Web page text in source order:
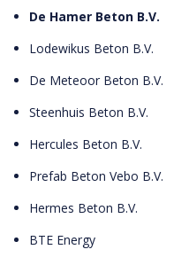
De Hamer Beton B.V.
Lodewikus Beton B.V.
De Meteoor Beton B.V.
Steenhuis Beton B.V.
Hercules Beton B.V.
Prefab Beton Vebo B.V.
Hermes Beton B.V.
BTE Energy